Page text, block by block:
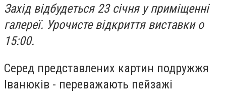
Захід відбудеться 23 січня у приміщенні
галереї. Урочисте відкриття виставки о
15:00.
Серед представлених картин подружжя
Іванюків - переважають пейзажі